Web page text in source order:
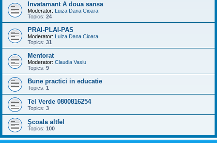
Invatamant A doua sansa
Moderator: Luiza Dana Cioara
Topics: 24
PRAI-PLAI-PAS
Moderator: Luiza Dana Cioara
Topics: 31
Mentorat
Moderator: Claudia Vasiu
Topics: 9
Bune practici in educatie
Topics: 1
Tel Verde 0800816254
Topics: 3
Şcoala altfel
Topics: 100